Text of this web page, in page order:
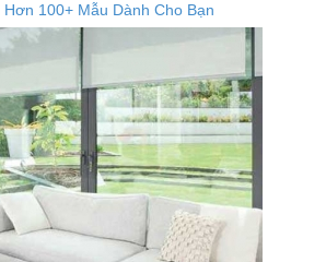
100+ Mẫu Dành Cho Bạn